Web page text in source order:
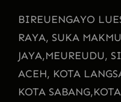
BIREUENGAYO
RAYA, SUKA
JAYA,MEUREUDU,
ACEH, KOTA
KOTA SABANG,